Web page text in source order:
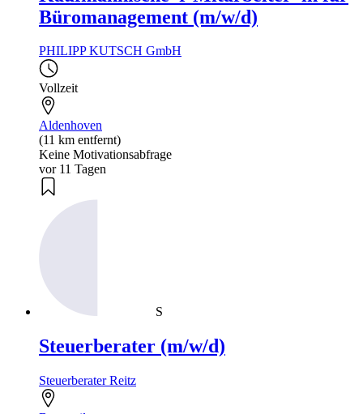
Büromanagement (m/w/d)
PHILIPP KUTSCH GmbH
Vollzeit
Aldenhoven
(11 km entfernt)
Keine Motivationsabfrage
vor 11 Tagen
S
Steuerberater (m/w/d)
Steuerberater Reitz